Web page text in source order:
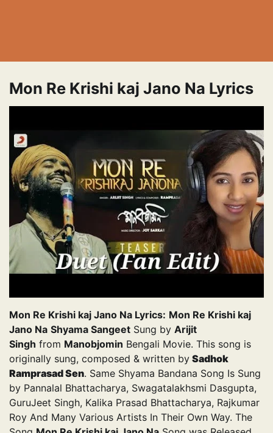
Mon Re Krishi kaj Jano Na Lyrics
Mon Re Krishi kaj Jano Na Lyrics: Mon Re Krishi kaj
Jano Na Shyama Sangeet Sung by Arijit
Singh from Manobjomin Bengali Movie. This song is
originally sung, composed & written by Sadhok
Ramprasad Sen. Same Shyama Bandana Song Is Sung
by Pannalal Bhattacharya, Swagatalakhsmi Dasgupta,
GuruJeet Singh, Kalika Prasad Bhattacharya, Rajkumar
Roy And Many Various Artists In Their Own Way. The